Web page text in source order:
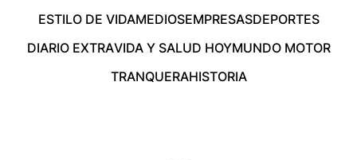
ESTILO DE VIDAMEDIOSEMPRESASDEPORTES
DIARIO EXTRAVIDA Y SALUD HOYMUNDO MOTOR
TRANQUERAHISTORIA